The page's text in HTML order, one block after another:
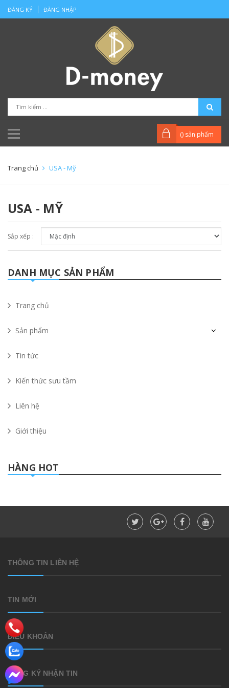
ĐĂNG KÝ ĐĂNG NHẬP
() sản phẩm
Trang chủ USA - Mỹ
USA - MỸ
Sắp xếp :
DANH MỤC SẢN PHẨM
Trang chủ
Sản phẩm
Tin tức
Kiến thức sưu tầm
Liên hệ
Giới thiệu
HÀNG HOT
THÔNG TIN LIÊN HỆ
TIN MỚI
ĐIỀU KHOẢN
ĐĂNG KÝ NHẬN TIN